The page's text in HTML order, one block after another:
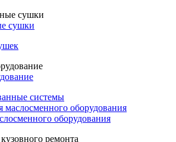
сушки
системы
маслосменного оборудования
оборудования